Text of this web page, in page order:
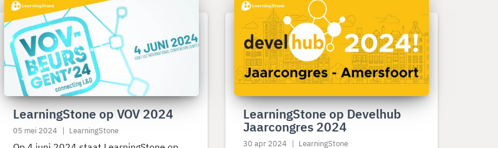
LearningStone op VOV 2024
05 mei 2024 LearningStone
Lees
meer
over
LearningStone
op
2024
LearningStone op Develhub
Jaarcongres 2024
30 apr 2024 LearningStone
meer
over
LearningStone
Develhub
Jaarcongres
2024